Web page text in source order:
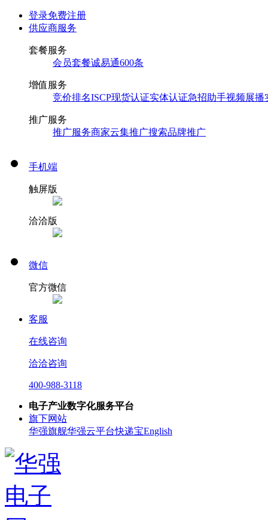
登录免费注册
供应商服务
套餐服务
会员套餐诚易通600条
增值服务
竞价排名ISCP现货认证实体认证急招助手视频展播
推广服务
推广服务商家云集推广搜索品牌推广
手机端
触屏版
洽洽版
微信
官方微信
客服
在线咨询
洽洽咨询
400-988-3118
电子产业数字化服务平台
旗下网站
华强旗舰华强云平台快递宝English